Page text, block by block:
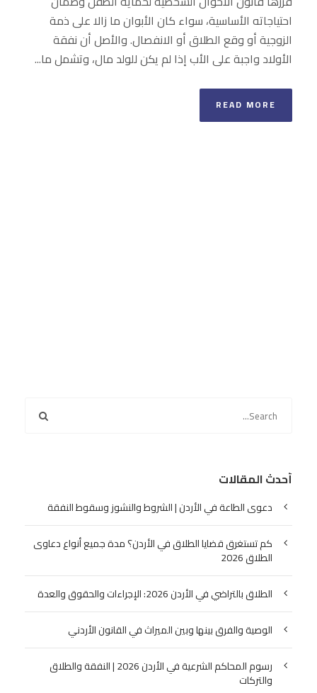
احتياجاته الأساسية، سواء كان الأبوان ما زالا على ذمة
الزوجية أو وقع الطلاق أو الانفصال. والأصل أن نفقة
الأولاد واجبة على الأب إذا لم يكن للولد مال، وتشمل ما...
READ MORE
أحدث المقالات
دعوى الطاعة في الأردن | الشروط والنشوز وسقوط النفقة
كم تستغرق قضايا الطلاق في الأردن؟ مدة جميع أنواع دعاوى
الطلاق 2026
الطلاق بالتراضي في الأردن 2026: الإجراءات والحقوق والعدة
الوصية والفرق بينها وبين الميراث في القانون الأردني
رسوم المحاكم الشرعية في الأردن 2026 | النفقة والطلاق
والتركات